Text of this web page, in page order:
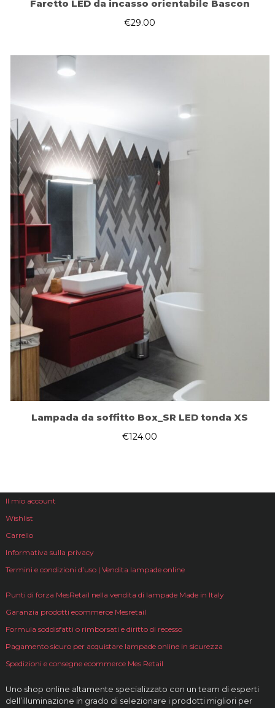
Faretto LED da incasso orientabile Bascon
€29.00
Lampada da soffitto Box_SR LED tonda XS
€124.00
Il mio account
Wishlist
Carrello
Informativa sulla privacy
Termini e condizioni d’uso | Vendita lampade online
Punti di forza MesRetail nella vendita di lampade Made in Italy
Garanzia prodotti ecommerce Mesretail
Formula soddisfatti o rimborsati e diritto di recesso
Pagamento sicuro per acquistare lampade online in sicurezza
Spedizioni e consegne ecommerce Mes Retail
Uno shop online altamente specializzato con un team di esperti
dell’illuminazione in grado di selezionare i prodotti migliori per